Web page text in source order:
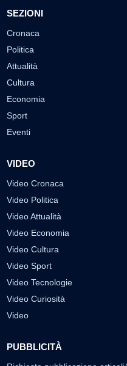
SEZIONI
Cronaca
Politica
Attualità
Cultura
Economia
Sport
Eventi
VIDEO
Video Cronaca
Video Politica
Video Attualità
Video Economia
Video Cultura
Video Sport
Video Tecnologie
Video Curiosità
Video
PUBBLICITÀ